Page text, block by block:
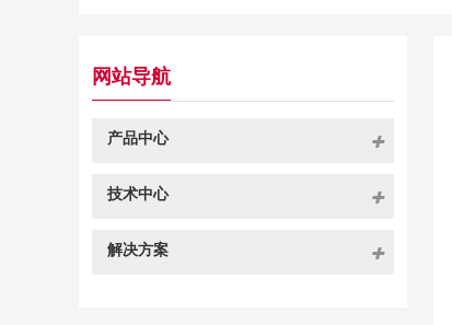
网站导航
产品中心
技术中心
解决方案